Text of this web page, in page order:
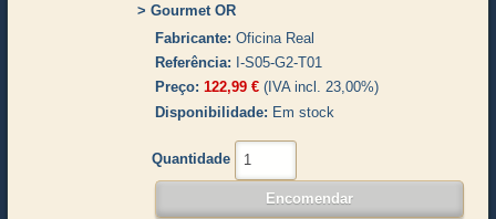
Gourmet OR
Fabricante Oficina Real
Referência
I-S05-G2-T01
Preço 122,99 €(IVA incl. 23,00%)
Disponibilidade
Em stock
Quantidade